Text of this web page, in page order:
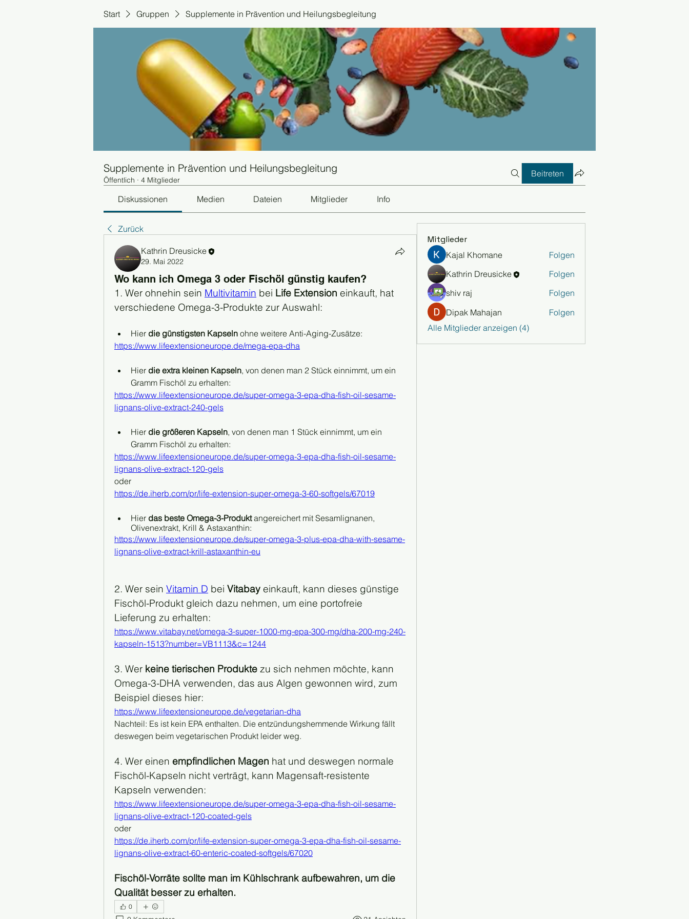
Start Gruppen Supplemente in Prävention und Heilungsbegleitung
Supplemente in Prävention und Heilungsbegleitung
Öffentlich · 4 Mitglieder
Beitreten
Diskussionen Medien Dateien Mitglieder Info
Zurück
Kathrin Dreusicke
29. Mai 2022
Wo kann ich Omega 3 oder Fischöl günstig kaufen?
1. Wer ohnehin sein Multivitamin bei Life Extension einkauft, hat
verschiedene Omega-3-Produkte zur Auswahl:
Hier die günstigsten Kapseln ohne weitere Anti-Aging-Zusätze:
https://www.lifeextensioneurope.de/mega-epa-dha
Hier die extra kleinen Kapseln, von denen man 2 Stück einnimmt, um ein
Gramm Fischöl zu erhalten:
https://www.lifeextensioneurope.de/super-omega-3-epa-dha-fish-oil-sesame-
lignans-olive-extract-240-gels
Hier die größeren Kapseln, von denen man 1 Stück einnimmt, um ein
Gramm Fischöl zu erhalten:
https://www.lifeextensioneurope.de/super-omega-3-epa-dha-fish-oil-sesame-
lignans-olive-extract-120-gels
oder
https://de.iherb.com/pr/life-extension-super-omega-3-60-softgels/67019
Hier das beste Omega-3-Produkt angereichert mit Sesamlignanen,
Olivenextrakt, Krill & Astaxanthin:
https://www.lifeextensioneurope.de/super-omega-3-plus-epa-dha-with-sesame-
lignans-olive-extract-krill-astaxanthin-eu
2. Wer sein Vitamin D bei Vitabay einkauft, kann dieses günstige
Fischöl-Produkt gleich dazu nehmen, um eine portofreie
Lieferung zu erhalten:
https://www.vitabay.net/omega-3-super-1000-mg-epa-300-mg/dha-200-mg-240-
kapseln-1513?number=VB1113&c=1244
3. Wer keine tierischen Produkte zu sich nehmen möchte, kann
Omega-3-DHA verwenden, das aus Algen gewonnen wird, zum
Beispiel dieses hier:
https://www.lifeextensioneurope.de/vegetarian-dha
Nachteil: Es ist kein EPA enthalten. Die entzündungshemmende Wirkung fällt
deswegen beim vegetarischen Produkt leider weg.
4. Wer einen empfindlichen Magen hat und deswegen normale
Fischöl-Kapseln nicht verträgt, kann Magensaft-resistente
Kapseln verwenden:
https://www.lifeextensioneurope.de/super-omega-3-epa-dha-fish-oil-sesame-
lignans-olive-extract-120-coated-gels
oder
https://de.iherb.com/pr/life-extension-super-omega-3-epa-dha-fish-oil-sesame-
lignans-olive-extract-60-enteric-coated-softgels/67020
Fischöl-Vorräte sollte man im Kühlschrank aufbewahren, um die
Qualität besser zu erhalten.
0
Mitglieder
Kajal Khomane
Folgen
Kathrin Dreusicke
Folgen
shiv raj
Folgen
Dipak Mahajan
Folgen
Alle Mitglieder anzeigen (4)